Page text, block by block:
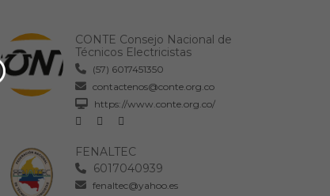
CONTE Consejo Nacional de
Técnicos Electricistas
(57) 6017451350
contactenos@conte.org.co
https://www.conte.org.co/
FENALTEC
6017040939
fenaltec@yahoo.es